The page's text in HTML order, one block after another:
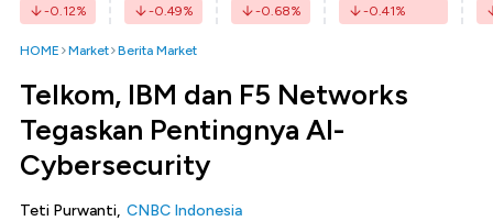
-0.12% -0.49% -0.68% -0.41%
HOME Market Berita Market
Telkom, IBM dan F5 Networks
Tegaskan Pentingnya AI-
Cybersecurity
Teti Purwanti, CNBC Indonesia